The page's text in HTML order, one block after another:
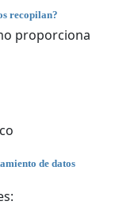
recopilan?
proporciona
de datos